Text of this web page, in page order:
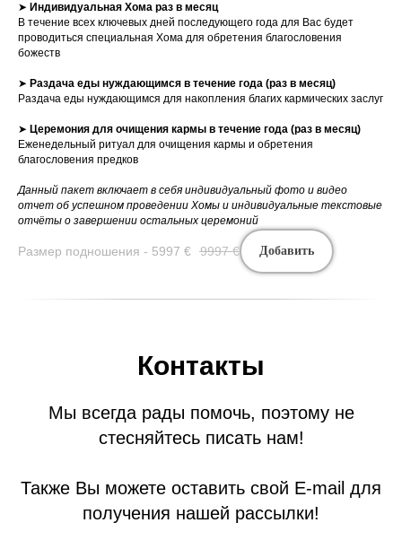
➤ Индивидуальная Хома раз в месяц
В течение всех ключевых дней последующего года для Вас будет
проводиться специальная Хома для обретения благословения
божеств
➤ Раздача еды нуждающимся в течение года (раз в месяц)
Раздача еды нуждающимся для накопления благих кармических заслуг
➤ Церемония для очищения кармы в течение года (раз в месяц)
Еженедельный ритуал для очищения кармы и обретения
благословения предков
Данный пакет включает в себя индивидуальный фото и видео
отчет об успешном проведении Хомы и индивидуальные текстовые
отчёты о завершении остальных церемоний
Размер подношения - 5997 € 9997 € Добавить
Контакты
Мы всегда рады помочь, поэтому не
стесняйтесь писать нам!
Также Вы можете оставить свой E-mail для
получения нашей рассылки!